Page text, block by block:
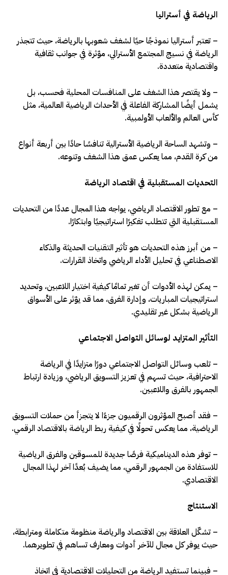
الرياضة في أستراليا
– تعتبر أستراليا نموذجًا حيًا لشغف شعوبها بالرياضة، حيث تتجذر
الرياضة في نسيج المجتمع الأسترالي، مؤثرة في جوانب ثقافية
واقتصادية متعددة.
– ولا يقتصر هذا الشغف على المنافسات المحلية فحسب، بل
يشمل أيضًا المشاركة الفاعلة في الأحداث الرياضية العالمية، مثل
كأس العالم والألعاب الأولمبية.
– وتشهد الساحة الرياضية الأسترالية تنافسًا حادًا بين أربعة أنواع
من كرة القدم، مما يعكس عمق هذا الشغف وتنوعه.
التحديات المستقبلية في اقتصاد الرياضة
– مع تطور الاقتصاد الرياضي، يواجه هذا المجال عددًا من التحديات
المستقبلية التي تتطلب تفكيرًا استراتيجيًا وابتكارًا.
– من أبرز هذه التحديات هو تأثير التقنيات الحديثة والذكاء
الاصطناعي في تحليل الأداء الرياضي واتخاذ القرارات.
– يمكن لهذه الأدوات أن تغير تمامًا كيفية اختيار اللاعبين، وتحديد
استراتيجيات المباريات، وإدارة الفرق، مما قد يؤثر على الأسواق
الرياضية بشكل غير تقليدي.
التأثير المتزايد لوسائل التواصل الاجتماعي
– تلعب وسائل التواصل الاجتماعي دورًا متزايدًا في الرياضة
الاحترافية، حيث تسهم في تعزيز التسويق الرياضي، وزيادة ارتباط
الجمهور بالفرق واللاعبين.
– فقد أصبح المؤثرون الرقميون جزءًا لا يتجزأ من حملات التسويق
الرياضية، مما يعكس تحولًا في كيفية ربط الرياضة بالاقتصاد الرقمي.
– توفر هذه الديناميكية فرصًا جديدة للمسوقين والفرق الرياضية
للاستفادة من الجمهور الرقمي، مما يضيف بُعدًا آخر لهذا المجال
الاقتصادي.
الاستنتاج
– تشكّل العلاقة بين الاقتصاد والرياضة منظومة متكاملة ومترابطة،
حيث يوفر كل مجال للآخر أدوات ومعارف تساهم في تطويرهما.
– فبينما تستفيد الرياضة من التحليلات الاقتصادية في اتخاذ